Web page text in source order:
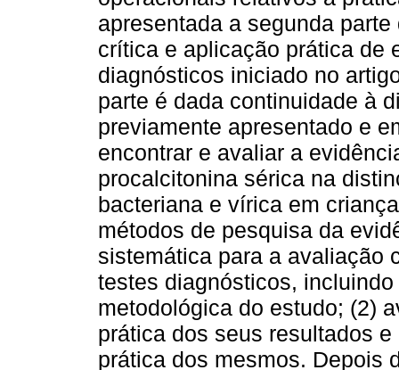
apresentada a segunda
crítica e aplicação prática de
diagnósticos iniciado no
parte é dada continuidade à
previamente apresentado e
encontrar e avaliar a
procalcitonina sérica na
bacteriana e vírica em
métodos de pesquisa da
sistemática para a avaliação
testes diagnósticos,
metodológica do estudo; (2)
prática dos seus resultados
prática dos mesmos. Depois